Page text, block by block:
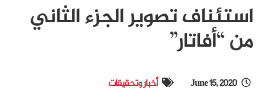
استئناف تصوير الجزء الثاني
من “أفاتار”
June 15, 2020 أخبار وتحقيقات